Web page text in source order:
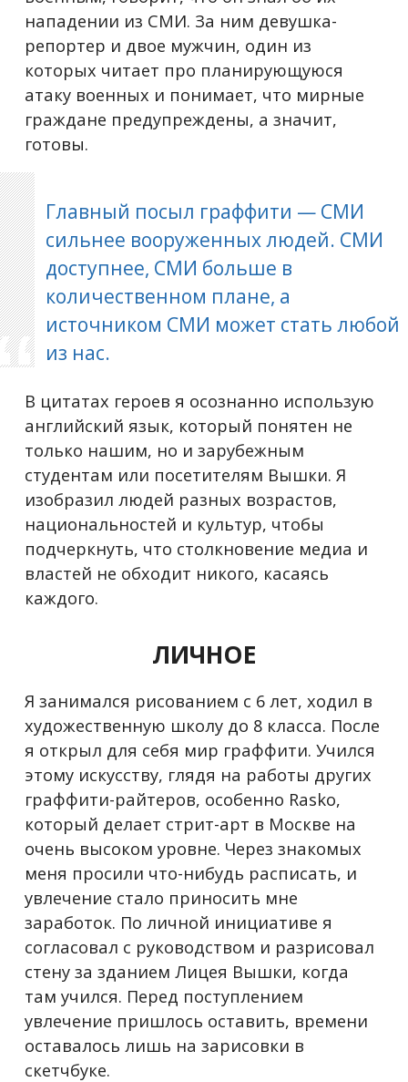
нападении из СМИ. За ним девушка-
репортер и двое мужчин, один из
которых читает про планирующуюся
атаку военных и понимает, что мирные
граждане предупреждены, а значит,
готовы.
Главный посыл граффити — СМИ
сильнее вооруженных людей. СМИ
доступнее, СМИ больше в
количественном плане, а
источником СМИ может стать любой
из нас.
В цитатах героев я осознанно использую
английский язык, который понятен не
только нашим, но и зарубежным
студентам или посетителям Вышки. Я
изобразил людей разных возрастов,
национальностей и культур, чтобы
подчеркнуть, что столкновение медиа и
властей не обходит никого, касаясь
каждого.
ЛИЧНОЕ
Я занимался рисованием с 6 лет, ходил в
художественную школу до 8 класса. После
я открыл для себя мир граффити. Учился
этому искусству, глядя на работы других
граффити-райтеров, особенно Rasko,
который делает стрит-арт в Москве на
очень высоком уровне. Через знакомых
меня просили что-нибудь расписать, и
увлечение стало приносить мне
заработок. По личной инициативе я
согласовал с руководством и разрисовал
стену за зданием Лицея Вышки, когда
там учился. Перед поступлением
увлечение пришлось оставить, времени
оставалось лишь на зарисовки в
скетчбуке.